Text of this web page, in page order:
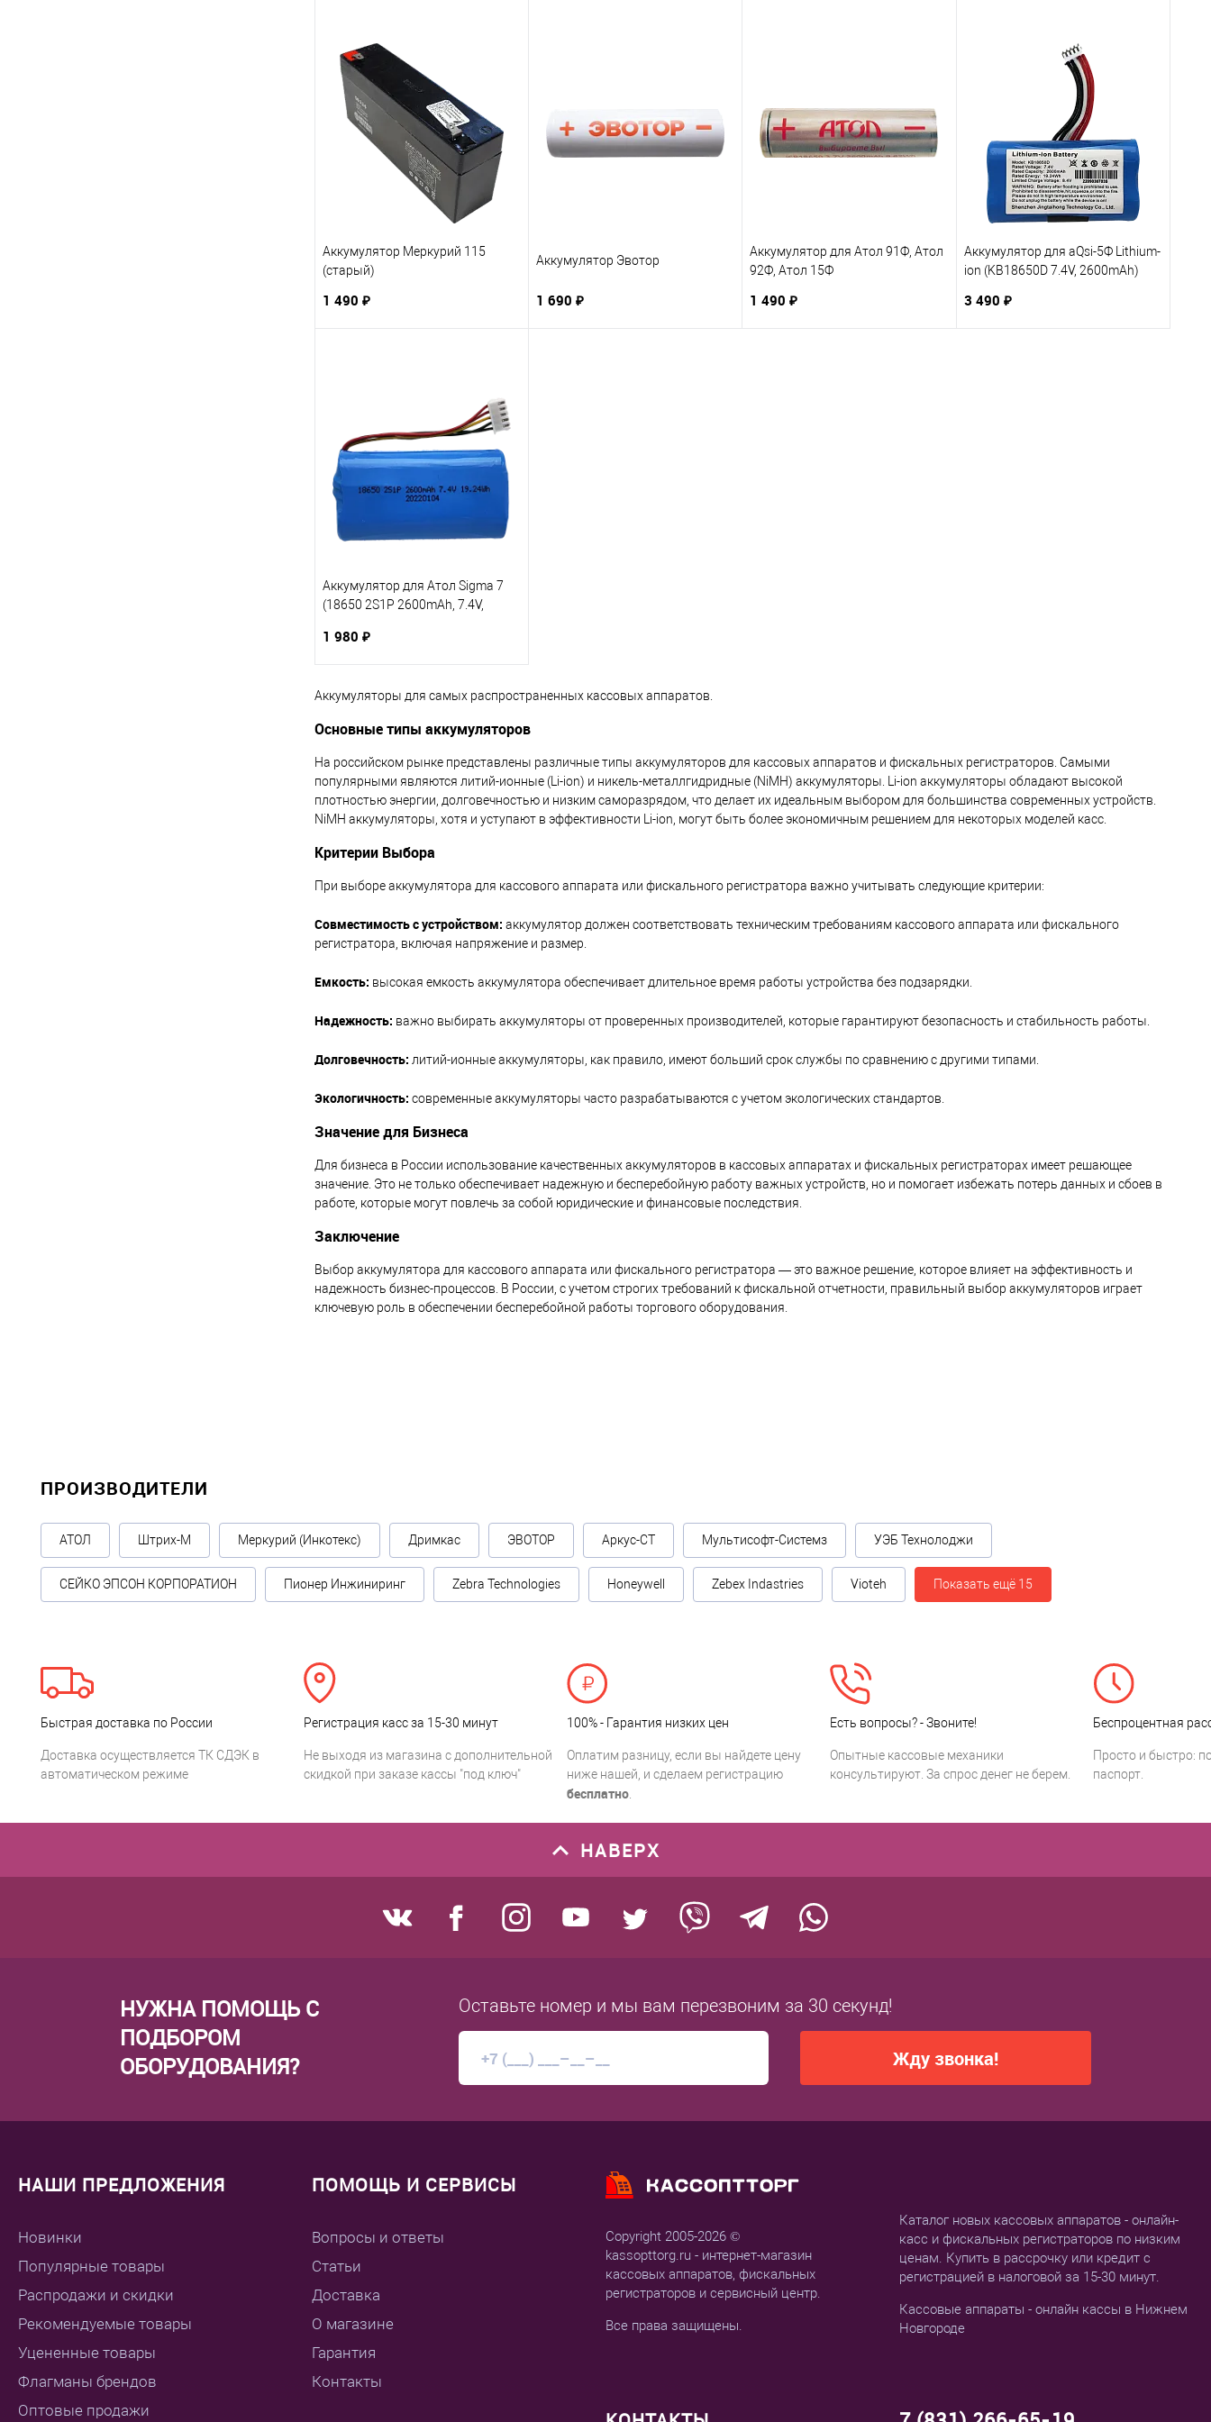
Аккумулятор Меркурий 115
(старый)
1 490 ₽
Аккумулятор Эвотор
1 690 ₽
Аккумулятор для Атол 91Ф, Атол
92Ф, Атол 15Ф
1 490 ₽
Аккумулятор для aQsi-5Ф Lithium-
ion (KB18650D 7.4V, 2600mAh)
3 490 ₽
Аккумулятор для Атол Sigma 7
(18650 2S1P 2600mAh, 7.4V,
1 980 ₽
Аккумуляторы для самых распространенных кассовых аппаратов.
Основные типы аккумуляторов
На российском рынке представлены различные типы аккумуляторов для кассовых аппаратов и фискальных регистраторов. Самыми
популярными являются литий-ионные (Li-ion) и никель-металлгидридные (NiMH) аккумуляторы. Li-ion аккумуляторы обладают высокой
плотностью энергии, долговечностью и низким саморазрядом, что делает их идеальным выбором для большинства современных устройств.
NiMH аккумуляторы, хотя и уступают в эффективности Li-ion, могут быть более экономичным решением для некоторых моделей касс.
Критерии Выбора
При выборе аккумулятора для кассового аппарата или фискального регистратора важно учитывать следующие критерии:
Совместимость с устройством: аккумулятор должен соответствовать техническим требованиям кассового аппарата или фискального
регистратора, включая напряжение и размер.
Емкость: высокая емкость аккумулятора обеспечивает длительное время работы устройства без подзарядки.
Надежность: важно выбирать аккумуляторы от проверенных производителей, которые гарантируют безопасность и стабильность работы.
Долговечность: литий-ионные аккумуляторы, как правило, имеют больший срок службы по сравнению с другими типами.
Экологичность: современные аккумуляторы часто разрабатываются с учетом экологических стандартов.
Значение для Бизнеса
Для бизнеса в России использование качественных аккумуляторов в кассовых аппаратах и фискальных регистраторах имеет решающее
значение. Это не только обеспечивает надежную и бесперебойную работу важных устройств, но и помогает избежать потерь данных и сбоев в
работе, которые могут повлечь за собой юридические и финансовые последствия.
Заключение
Выбор аккумулятора для кассового аппарата или фискального регистратора — это важное решение, которое влияет на эффективность и
надежность бизнес-процессов. В России, с учетом строгих требований к фискальной отчетности, правильный выбор аккумуляторов играет
ключевую роль в обеспечении бесперебойной работы торгового оборудования.
ПРОИЗВОДИТЕЛИ
АТОЛ Штрих-М Меркурий (Инкотекс) Дримкас ЭВОТОР Аркус-СТ Мультисофт-Системз УЭБ Технолоджи
СЕЙКО ЭПСОН КОРПОРАТИОН Пионер Инжиниринг Zebra Technologies Honeywell Zebex Indastries Vioteh Показать ещё 15
Быстрая доставка по России
Доставка осуществляется ТК СДЭК в
автоматическом режиме
Регистрация касс за 15-30 минут
Не выходя из магазина с дополнительной
скидкой при заказе кассы "под ключ"
100% - Гарантия низких цен
Оплатим разницу, если вы найдете цену
ниже нашей, и сделаем регистрацию
бесплатно
Есть вопросы? - Звоните!
Опытные кассовые механики
консультируют. За спрос денег не берем.
Беспроцентная
Просто и быстро:
паспорт.
НАВЕРХ
НУЖНА ПОМОЩЬ С
ПОДБОРОМ
ОБОРУДОВАНИЯ?
Оставьте номер и мы вам перезвоним за 30 секунд!
Жду звонка!
НАШИ ПРЕДЛОЖЕНИЯ
Новинки
Популярные товары
Распродажи и скидки
Рекомендуемые товары
Уцененные товары
Флагманы брендов
Оптовые продажи
ПОМОЩЬ И СЕРВИСЫ
Вопросы и ответы
Статьи
Доставка
О магазине
Гарантия
Контакты
Copyright 2005-2026 ©
kassopttorg.ru - интернет-магазин
кассовых аппаратов, фискальных
регистраторов и сервисный центр.
Все права защищены.
Каталог новых кассовых аппаратов - онлайн-
касс и фискальных регистраторов по низким
ценам. Купить в рассрочку или кредит с
регистрацией в налоговой за 15-30 минут.
Кассовые аппараты - онлайн кассы в Нижнем
Новгороде